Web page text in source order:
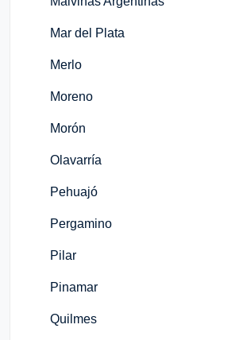
Mar del Plata
Merlo
Moreno
Morón
Olavarría
Pehuajó
Pergamino
Pilar
Pinamar
Quilmes